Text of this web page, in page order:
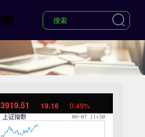
3919.51 19.16 0.49%